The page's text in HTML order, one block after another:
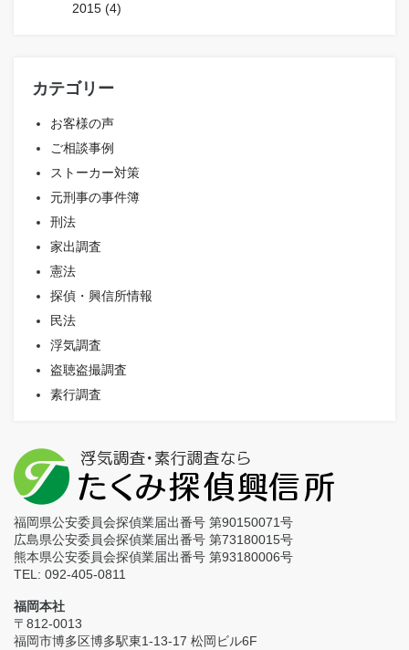
2015 (4)
カテゴリー
お客様の声
ご相談事例
ストーカー対策
元刑事の事件簿
刑法
家出調査
憲法
探偵・興信所情報
民法
浮気調査
盗聴盗撮調査
素行調査
福岡県公安委員会探偵業届出番号 第90150071号
広島県公安委員会探偵業届出番号 第73180015号
熊本県公安委員会探偵業届出番号 第93180006号
TEL: 092-405-0811
福岡本社
〒812-0013
福岡市博多区博多駅東1-13-17 松岡ビル6F